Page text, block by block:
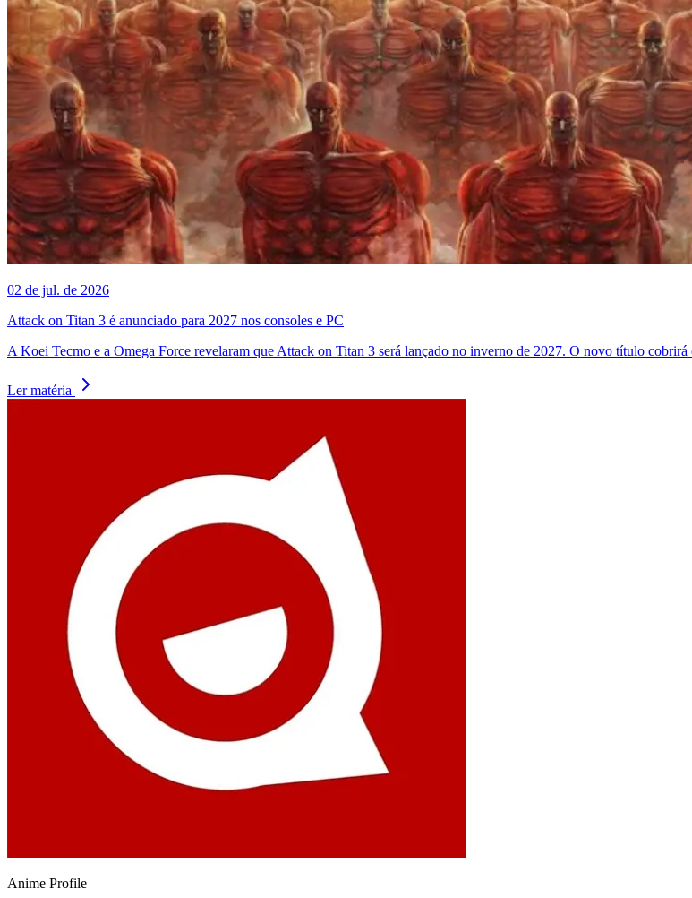
02 de jul. de 2026
Attack on Titan 3 é anunciado para 2027 nos consoles e PC
A Koei Tecmo e a Omega Force revelaram que Attack on Titan 3 será lançado no inverno de 2027. O novo título
Ler matéria
Anime Profile